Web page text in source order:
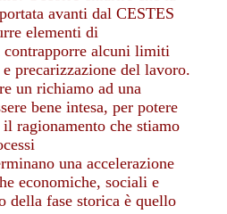
avanti dal CESTES
elementi di
contrapporre alcuni limiti
precarizzazione del lavoro.
un richiamo ad una
bene intesa, per potere
ragionamento che stiamo
una accelerazione
economiche, sociali e
della fase storica è quello